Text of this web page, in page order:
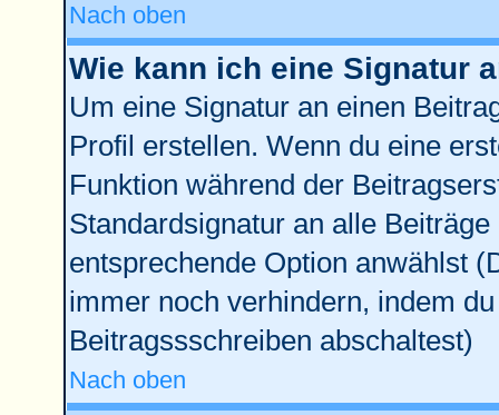
Nach oben
Wie kann ich eine Signatur
Um eine Signatur an einen
Profil erstellen. Wenn du eine
Funktion während der
Standardsignatur an alle
entsprechende Option anwählst
immer noch verhindern, indem
Beitragssschreiben abschaltest)
Nach oben